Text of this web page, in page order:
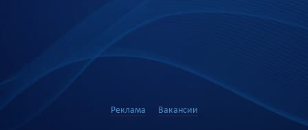
Реклама Вакансии